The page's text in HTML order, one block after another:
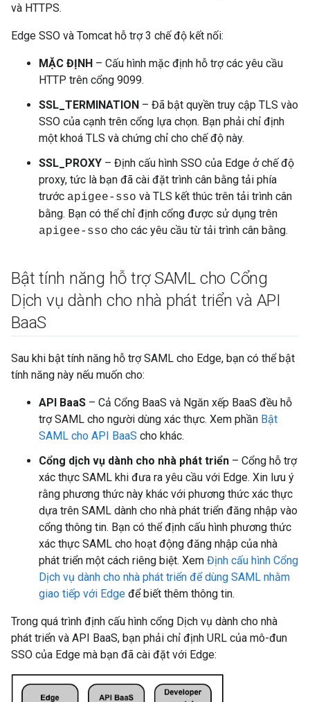
và HTTPS.
Edge SSO và Tomcat hỗ trợ 3 chế độ kết nối:
MẶC ĐỊNH – Cấu hình mặc định hỗ trợ các yêu cầu
HTTP trên cổng 9099.
SSL_TERMINATION – Đã bật quyền truy cập TLS vào
SSO của cạnh trên cổng lựa chọn. Bạn phải chỉ định
một khoá TLS và chứng chỉ cho chế độ này.
SSL_PROXY – Định cấu hình SSO của Edge ở chế độ
proxy, tức là bạn đã cài đặt trình cân bằng tải phía
trước apigee-sso và TLS kết thúc trên tải trình cân
bằng. Bạn có thể chỉ định cổng được sử dụng trên
apigee-sso cho các yêu cầu từ tải trình cân bằng.
Bật tính năng hỗ trợ SAML cho Cổng
Dịch vụ dành cho nhà phát triển và API
BaaS
Sau khi bật tính năng hỗ trợ SAML cho Edge, bạn có thể bật
tính năng này nếu muốn cho:
API BaaS – Cả Cổng BaaS và Ngăn xếp BaaS đều hỗ
trợ SAML cho người dùng xác thực. Xem phần Bật
SAML cho API BaaS cho khác.
Cổng dịch vụ dành cho nhà phát triển – Cổng hỗ trợ
xác thực SAML khi đưa ra yêu cầu với Edge. Xin lưu ý
rằng phương thức này khác với phương thức xác thực
dựa trên SAML dành cho nhà phát triển đăng nhập vào
cổng thông tin. Bạn có thể định cấu hình phương thức
xác thực SAML cho hoạt động đăng nhập của nhà
phát triển một cách riêng biệt. Xem Định cấu hình Cổng
Dịch vụ dành cho nhà phát triển để dùng SAML nhằm
giao tiếp với Edge để biết thêm thông tin.
Trong quá trình định cấu hình cổng Dịch vụ dành cho nhà
phát triển và API BaaS, bạn phải chỉ định URL của mô-đun
SSO của Edge mà bạn đã cài đặt với Edge: